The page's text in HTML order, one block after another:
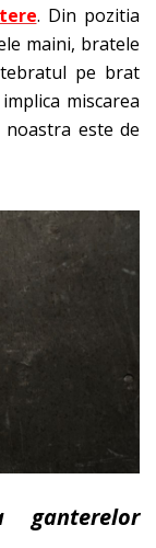
. Din pozitia
maini, bratele
pe brat
miscarea
este de
ganterelor